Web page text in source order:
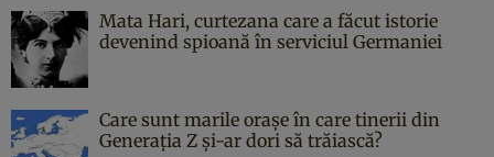
Mata Hari, curtezana care a făcut istorie
devenind spioană în serviciul Germaniei
Care sunt marile orașe în care tinerii din
Generația Z și-ar dori să trăiască?